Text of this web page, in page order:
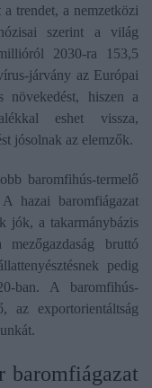
trendet, a nemzetközi
szerint a világ
2030-ra 153,5
járvány az Európai
növekedést, hiszen a
eshet vissza,
jósolnak az elemzők.
baromfihús-termelő
A hazai baromfiágazat
jók, a takarmánybázis
bruttó
pedig
ban. A baromfihús-
az exportorientáltság
baromfiágazat